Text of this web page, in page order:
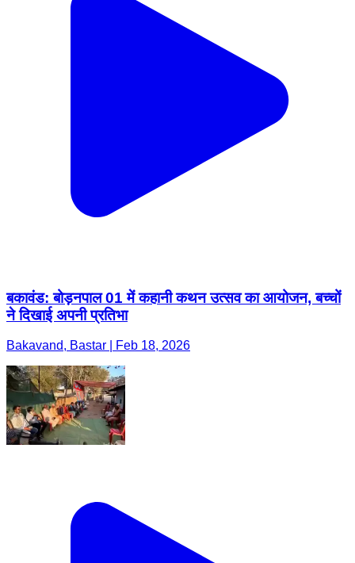
बकावंड: बोड़नपाल 01 में कहानी कथन उत्सव का आयोजन, बच्चों
ने दिखाई अपनी प्रतिभा
Bakavand, Bastar | Feb 18, 2026